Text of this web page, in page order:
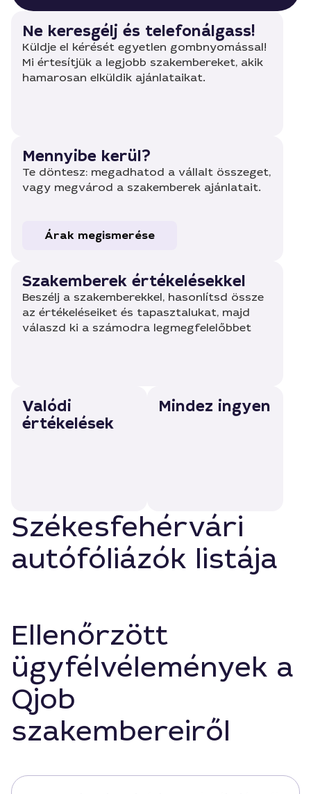
Ne keresgélj és telefonálgass!
Küldje el kérését egyetlen gombnyomással!
Mi értesítjük a legjobb szakembereket, akik
hamarosan elküldik ajánlataikat.
Mennyibe kerül?
Te döntesz: megadhatod a vállalt összeget,
vagy megvárod a szakemberek ajánlatait.
Árak megismerése
Szakemberek értékelésekkel
Beszélj a szakemberekkel, hasonlítsd össze
az értékeléseiket és tapasztalukat, majd
válaszd ki a számodra legmegfelelőbbet
Valódi
értékelések
Mindez ingyen
Székesfehérvári
autófóliázók listája
Ellenőrzött
ügyfélvélemények a
Qjob
szakembereiről